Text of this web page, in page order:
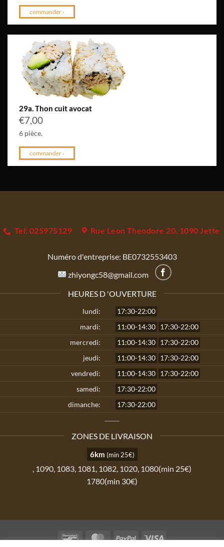
commander ›
29a. Thon cuit avocat
€7,00
6 pièce.
commander ›
Tel: 025975129 Rue Leon Theodore 20, 1090 Jette
Numéro d'entreprise: BE0732553403
zhiyongc58@gmail.com
HEURES D 'OUVERTURE
lundi:
17:30-22:00
mardi:
11:00-14:30 17:30-22:00
mercredi:
11:00-14:30 17:30-22:00
jeudi:
11:00-14:30 17:30-22:00
vendredi:
11:00-14:30 17:30-22:00
samedi:
17:30-22:00
dimanche:
17:30-22:00
ZONES DE LIVRAISON
6km (min 25€)
, 1090, 1083, 1081, 1082, 1020, 1080(min 25€)
1780(min 30€)
BancontactMasterCardPayPal